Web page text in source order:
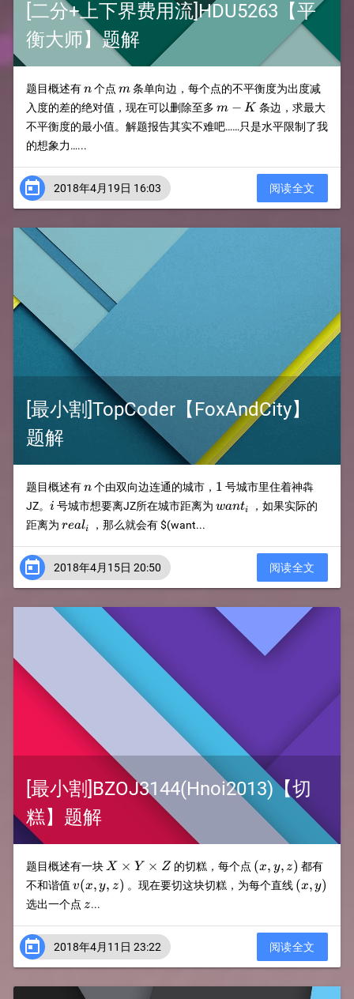
[二分+上下界费用流]HDU5263【平
衡大师】题解
题目概述有n
n个点 m
m条单向边，每个点的不平衡度为出度减
入度的差的绝对值，现在可以删除至多 m-
K
m − K 条边，求最大
不平衡度的最小值。解题报告其实不难吧……只是水平限制了我
的想象力…...
 2018年4月19日 16:03 阅读全文
[最小割]TopCoder【FoxAndCity】
题解
题目概述有n
n个由双向边连通的城市， 1
1 号城市里住着神犇
JZ。 i
i 号城市想要离JZ所在城市距离为 want_i
wanti
，如果实际的
距离为 real_i
reali ，那么就会有$(want...
 2018年4月15日 20:50 阅读全文
[最小割]BZOJ3144(Hnoi2013)【切
糕】题解
题目概述有一块 X\times
Y\times
Z
X × Y × Z 的切糕，每个点 (x,y,z)
(x, y, z) 都有
不和谐值 v(x,y,z)
v(x, y, z) 。现在要切这块切糕，为每个直线 (x,y)
(x, y)
选出一个点 z
z...
 2018年4月11日 23:22 阅读全文